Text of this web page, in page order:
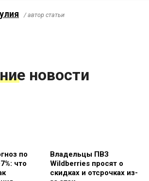
/ автор статьи
новости
по
что
Владельцы ПВЗ
Wildberries просят о
скидках и отсрочках из-